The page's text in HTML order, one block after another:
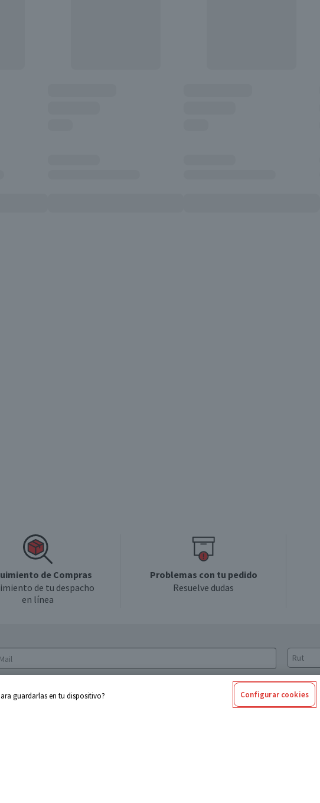
de Compras
de tu despacho
en línea
Problemas con tu pedido
Resuelve dudas
de privacidad y de tratamiento de datos
guardarlas en tu dispositivo? Configurar cookies